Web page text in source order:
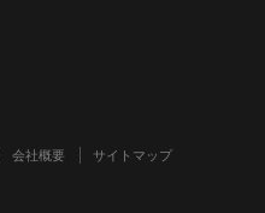
会社概要 サイトマップ